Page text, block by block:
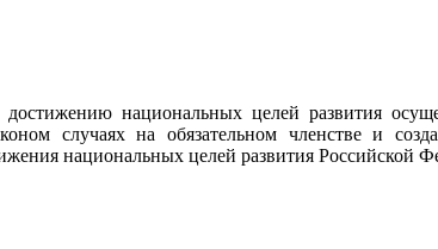
национальных целей развития
случаях на обязательном членстве и
национальных целей развития Российской